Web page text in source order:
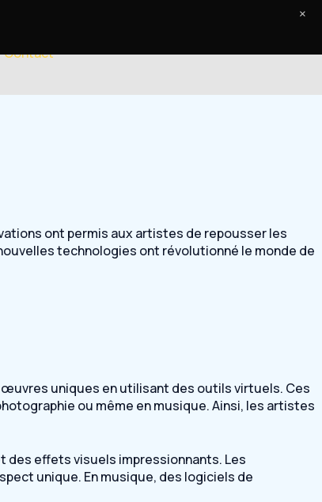
Contact
ont permis aux artistes de repousser les
technologies ont révolutionné le monde de
uniques en utilisant des outils virtuels. Ces
ou même en musique. Ainsi, les artistes
des effets visuels impressionnants. Les
unique. En musique, des logiciels de
×